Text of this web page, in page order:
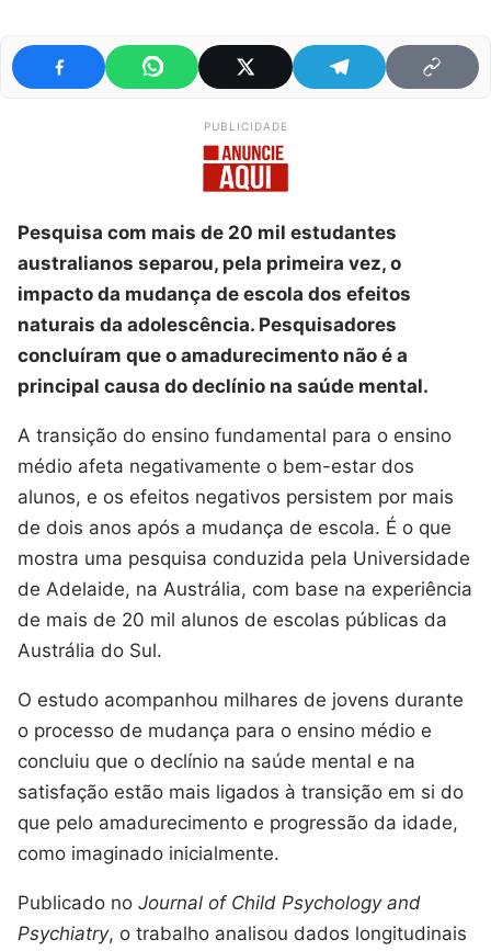
PUBLICIDADE
Pesquisa com mais de 20 mil estudantes
australianos separou, pela primeira vez, o
impacto da mudança de escola dos efeitos
naturais da adolescência. Pesquisadores
concluíram que o amadurecimento não é a
principal causa do declínio na saúde mental.
A transição do ensino fundamental para o ensino
médio afeta negativamente o bem-estar dos
alunos, e os efeitos negativos persistem por mais
de dois anos após a mudança de escola. É o que
mostra uma pesquisa conduzida pela Universidade
de Adelaide, na Austrália, com base na experiência
de mais de 20 mil alunos de escolas públicas da
Austrália do Sul.
O estudo acompanhou milhares de jovens durante
o processo de mudança para o ensino médio e
concluiu que o declínio na saúde mental e na
satisfação estão mais ligados à transição em si do
que pelo amadurecimento e progressão da idade,
como imaginado inicialmente.
Publicado no Journal of Child Psychology and
Psychiatry, o trabalho analisou dados longitudinais